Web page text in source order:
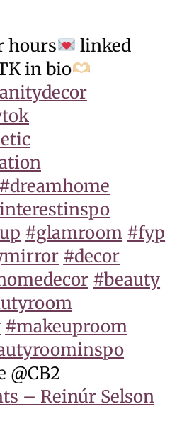
hours
linked
in bio
#dreamhome
#glamroom #fyp
#decor
#beauty
#makeuproom
@CB2
– Reinúr Selson